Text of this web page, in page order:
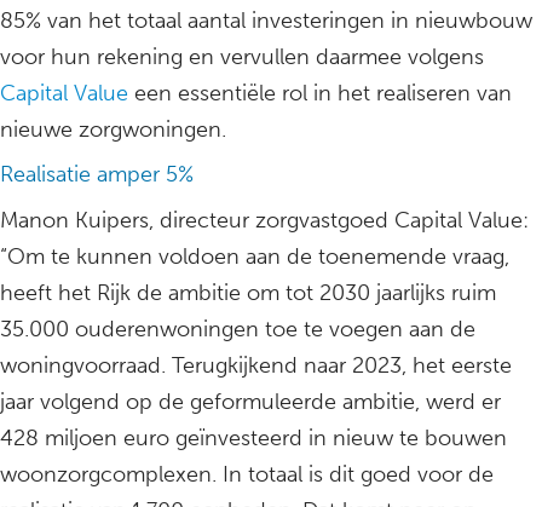
85% van het totaal aantal investeringen in nieuwbouw
voor hun rekening en vervullen daarmee volgens
Capital Value een essentiële rol in het realiseren van
nieuwe zorgwoningen.
Realisatie amper 5%
Manon Kuipers, directeur zorgvastgoed Capital Value:
“Om te kunnen voldoen aan de toenemende vraag,
heeft het Rijk de ambitie om tot 2030 jaarlijks ruim
35.000 ouderenwoningen toe te voegen aan de
woningvoorraad. Terugkijkend naar 2023, het eerste
jaar volgend op de geformuleerde ambitie, werd er
428 miljoen euro geïnvesteerd in nieuw te bouwen
woonzorgcomplexen. In totaal is dit goed voor de